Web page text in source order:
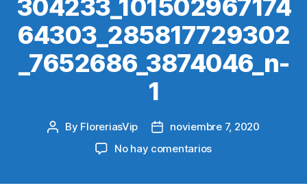
304233_101502967174
64303_285817729302
_7652686_3874046_n-
1
Post
By FloreriasVip
Postnoviembre 7, 2020
No hay comentariosen